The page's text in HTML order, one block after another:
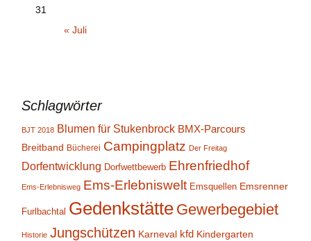
31
« Juli
Schlagwörter
BJT 2018 Blumen für Stukenbrock BMX-Parcours
Breitband Bücherei Campingplatz Der Freitag
Dorfentwicklung Dorfwettbewerb Ehrenfriedhof
Ems-Erlebnisweg Ems-Erlebniswelt Emsquellen Emsrenner
Furlbachtal Gedenkstätte Gewerbegebiet
Historie Jungschützen Karneval kfd Kindergarten